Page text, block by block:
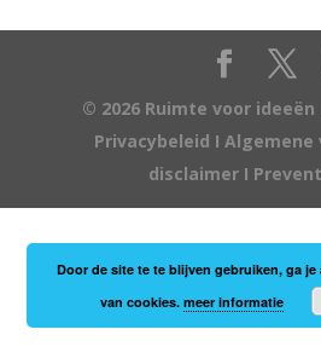
© 2026 Ruimte voor ideeën
Privacybeleid IAlgemene
disclaimer I
Door de site te te blijven gebruiken, ga
van cookies. meer informatie